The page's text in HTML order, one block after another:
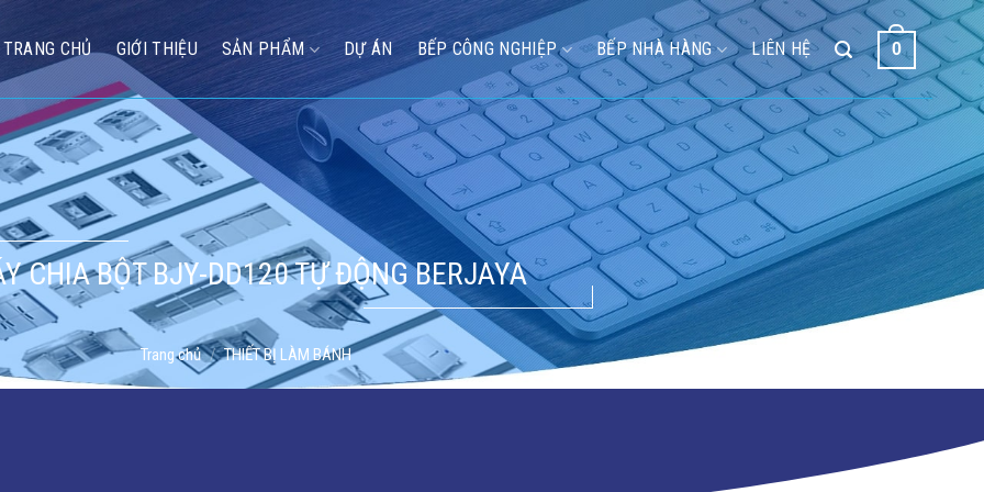
TRANG CHỦ GIỚI THIỆU SẢN PHẨM DỰ ÁN BẾP CÔNG NGHIỆP BẾP NHÀ HÀNG LIÊN HỆ 0
CHIA BỘT BJY-DD120 TỰ ĐỘNG BERJAYA
Trang chủ / THIẾT BỊ LÀM BÁNH